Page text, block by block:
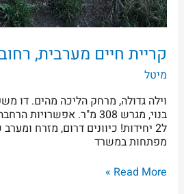
קריית חיים מערבית,
מיטל
בנוי, מגרש 308 מ"ר.
ל2 יחידות! כיוונים דרום, מזרח
מפתחות במשרד
Read More »